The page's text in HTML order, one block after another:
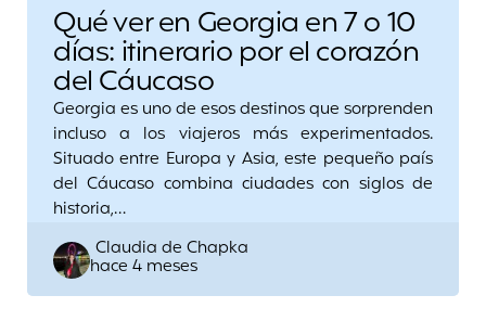
Qué ver en Georgia en 7 o 10
días: itinerario por el corazón
del Cáucaso
Georgia es uno de esos destinos que sorprenden
incluso a los viajeros más experimentados.
Situado entre Europa y Asia, este pequeño país
del Cáucaso combina ciudades con siglos de
historia,…
Posted
by
Claudia de Chapka
hace 4 meses